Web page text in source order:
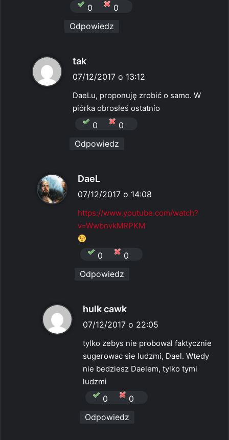
:
0
0
Odpowiedz
tak
i
z
e
07/12/2017 o 13:12
DaeLu, proponuję zrobić o samo. W
piórka obrosłeś ostatnio
0
0
Odpowiedz
DaeL
i
z
07/12/2017 o 14:08
https://www.youtube.com/watch?
v=WwbnvkMRPKM
0
0
Odpowiedz
hulk cawk
i
z
e
07/12/2017 o 22:05
tylko zebys nie probowal faktycznie
sugerowac sie ludzmi, Dael. Wtedy
nie bedziesz Daelem, tylko tymi
ludzmi
0
0
Odpowiedz